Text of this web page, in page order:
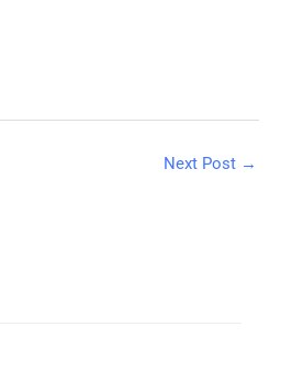
Next Post →